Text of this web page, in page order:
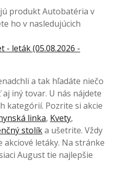
produkt Autobatéria v
ho v nasledujúcich
- leták (05.08.2026 -
a tak hľadáte niečo
iný tovar. U nás nájdete
kategórií. Pozrite si akcie
linka, Kvety,
stolíka ušetrite. Vždy
letáky. Na stránke
August tie najlepšie